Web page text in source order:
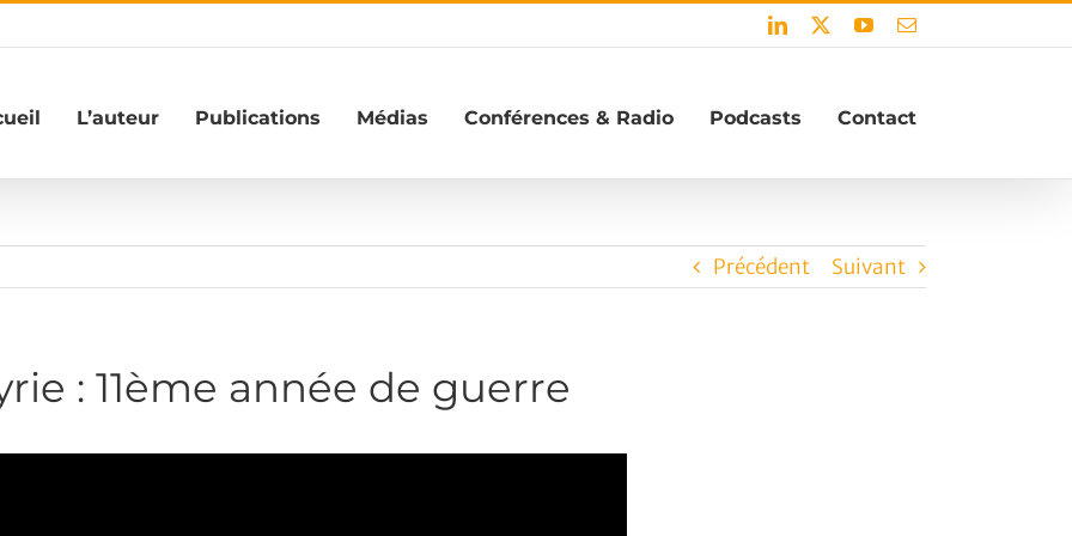
LinkedIn YouTubeEmail
L’auteur Publications Médias Conférences & Radio Podcasts Contact
Précédent Suivant
: 11ème année de guerre